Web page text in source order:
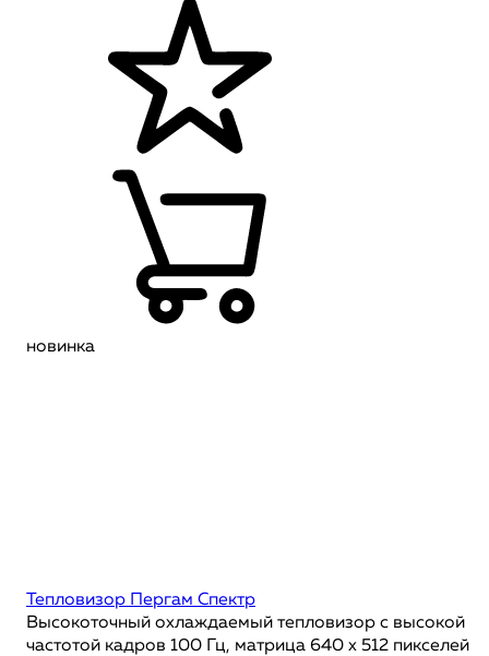
новинка
Тепловизор Пергам Спектр
Высокоточный охлаждаемый тепловизор с высокой
частотой кадров 100 Гц, матрица 640 x 512 пикселей